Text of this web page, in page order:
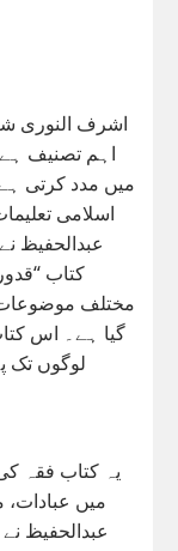
اشرف النوری
اہم تصنیف
میں مدد کرتی
اسلامی
عبدالحفیظ
کتاب
مختلف موضوعات
گیا ہے۔ اس
لوگوں تک
یہ کتاب فقہ
میں عبادات،
عبدالحفیظ